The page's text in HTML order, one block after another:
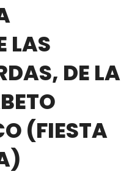
LAS
DE LA
(FIESTA